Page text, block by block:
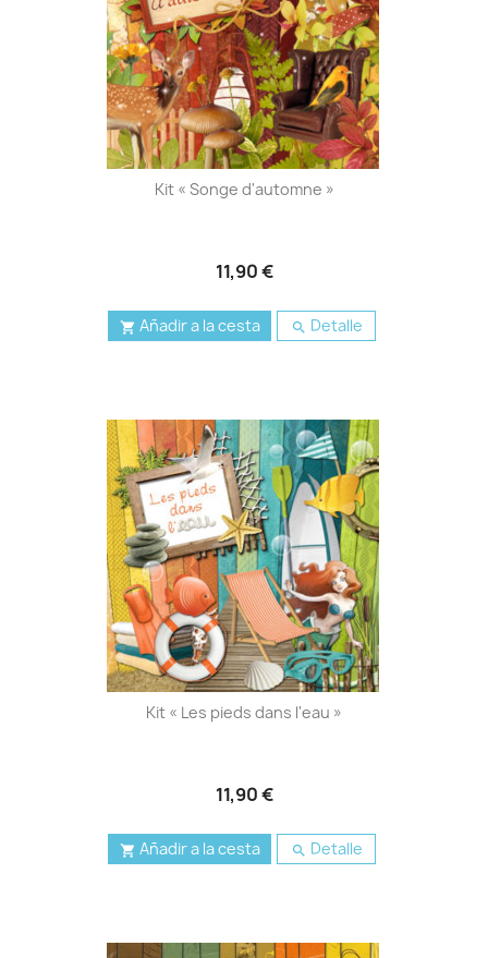
Kit « Songe d'automne »
11,90 €
 Añadir a la cesta  Detalle
Kit « Les pieds dans l'eau »
11,90 €
 Añadir a la cesta  Detalle